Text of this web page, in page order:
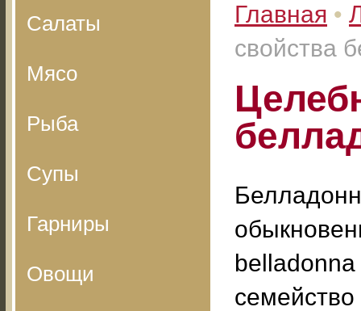
Салаты
Мясо
Рыба
Супы
Гарниры
Овощи
Главная •
свойства
belladonna
семейство